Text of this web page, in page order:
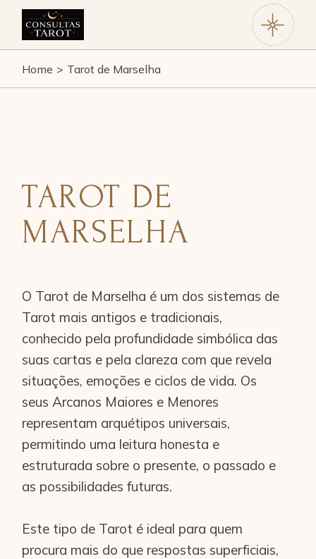
Home Tarot de Marselha
TAROT DE
MARSELHA
O Tarot de Marselha é um dos sistemas de
Tarot mais antigos e tradicionais,
conhecido pela profundidade simbólica das
suas cartas e pela clareza com que revela
situações, emoções e ciclos de vida. Os
seus Arcanos Maiores e Menores
representam arquétipos universais,
permitindo uma leitura honesta e
estruturada sobre o presente, o passado e
as possibilidades futuras.
Este tipo de Tarot é ideal para quem
procura mais do que respostas superficiais,